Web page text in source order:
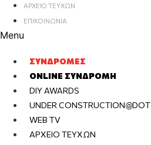
ΑΡΧΕΊΟ ΤΕΥΧΏΝ
ΕΠΙΚΟΙΝΩΝΊΑ
Menu
ΣΥΝΔΡΟΜΈΣ
ONLINE ΣΥΝΔΡΟΜΉ
DIY AWARDS
UNDER CONSTRUCTION@DOT
WEB TV
ΑΡΧΕΊΟ ΤΕΥΧΏΝ